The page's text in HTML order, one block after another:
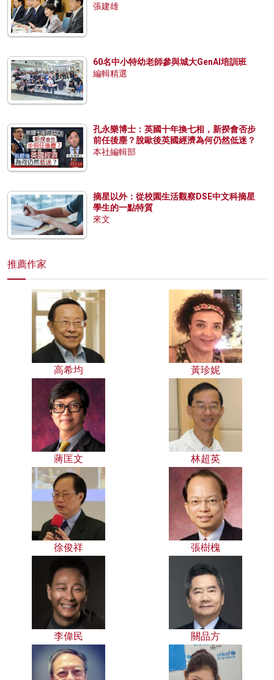
張建雄
60名中小特幼老師參與城大GenAI培訓班
編輯精選
孔永樂博士：英國十年換七相，新揆會否步
前任後塵？脫歐後英國經濟為何仍然低迷？
本社編輯部
摘星以外：從校園生活觀察DSE中文科摘星
學生的一點特質
來文
推薦作家
高希均 黃珍妮
蔣匡文 林超英
徐俊祥 張樹槐
李偉民 關品方